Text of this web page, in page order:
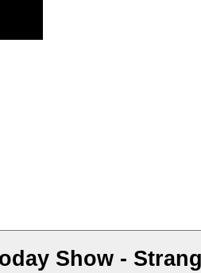
Show -